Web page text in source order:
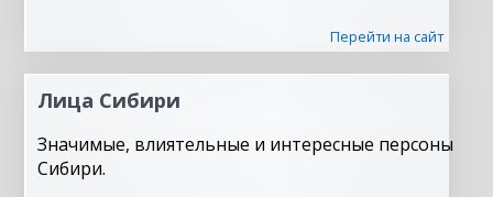
Перейти на сайт
Лица Сибири
Значимые, влиятельные и интересные персоны
Сибири.